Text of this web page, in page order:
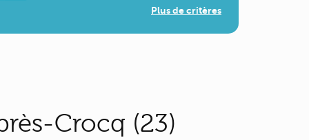
Plus de critères
Crocq (23)